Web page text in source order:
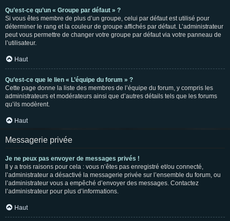
Qu’est-ce qu’un « Groupe par défaut » ?
Si vous êtes membre de plus d’un groupe, celui par défaut est utilisé pour
déterminer le rang et la couleur de groupe affichés par défaut. L’administrateur
peut vous permettre de changer votre groupe par défaut via votre panneau de
l’utilisateur.
Haut
Qu’est-ce que le lien « L’équipe du forum » ?
Cette page donne la liste des membres de l’équipe du forum, y compris les
administrateurs et modérateurs ainsi que d’autres détails tels que les forums
qu’ils modèrent.
Haut
Messagerie privée
Je ne peux pas envoyer de messages privés !
Il y a trois raisons pour cela : vous n’êtes pas enregistré et/ou connecté,
l’administrateur a désactivé la messagerie privée sur l’ensemble du forum, ou
l’administrateur vous a empêché d’envoyer des messages. Contactez
l’administrateur pour plus d’informations.
Haut